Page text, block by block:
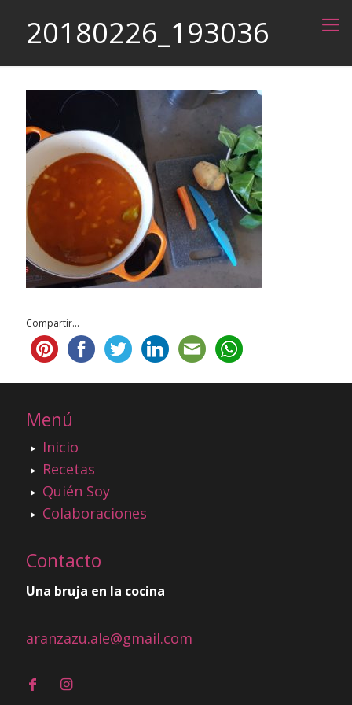
20180226_193036
Compartir...
Menú
Inicio
Recetas
Quién Soy
Colaboraciones
Contacto
Una bruja en la cocina
aranzazu.ale@gmail.com